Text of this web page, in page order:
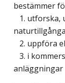
bestämmer
1. utforska,
2. uppföra
3. i